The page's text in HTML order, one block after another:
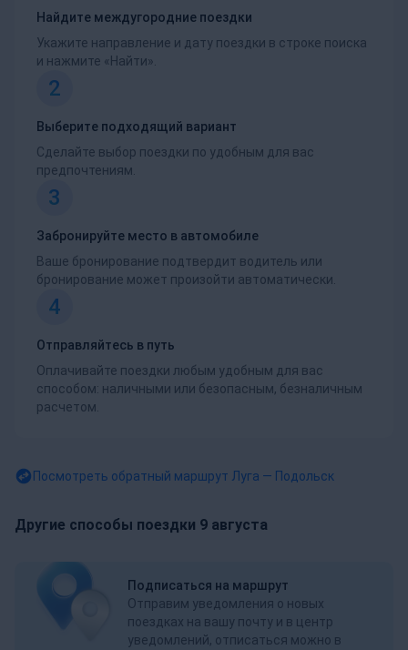
Найдите междугородние поездки
Укажите направление и дату поездки в строке поиска
и нажмите «Найти».
2
Выберите подходящий вариант
Сделайте выбор поездки по удобным для вас
предпочтениям.
3
Забронируйте место в автомобиле
Ваше бронирование подтвердит водитель или
бронирование может произойти автоматически.
4
Отправляйтесь в путь
Оплачивайте поездки любым удобным для вас
способом: наличными или безопасным, безналичным
расчетом.
Посмотреть обратный маршрут Луга — Подольск
Другие способы поездки 9 августа
Подписаться на маршрут
Отправим уведомления о новых
поездках на вашу почту и в центр
уведомлений, отписаться можно в